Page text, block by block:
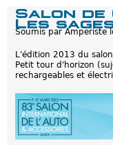
a
r
g
a
b
l
s
A
u
d
A
3
e
t
r
o
n
:
Salon de
Les
Soumis parAmperiste
L'édition 2013 du
Petit tour d'horizon
rechargeables et